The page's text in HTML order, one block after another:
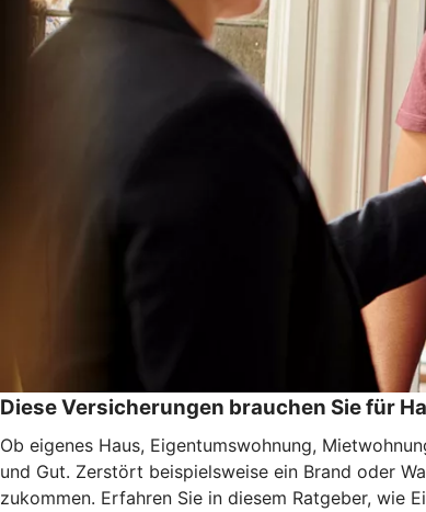
Diese Versicherungen brauchen Sie für
Ob eigenes Haus, Eigentumswohnung,
und Gut. Zerstört beispielsweise ein Brand oder
zukommen. Erfahren Sie in diesem Ratgeber, wie